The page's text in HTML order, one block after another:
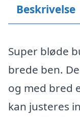
Beskrivelse
Super bløde
brede ben.
og med bred
kan justeres